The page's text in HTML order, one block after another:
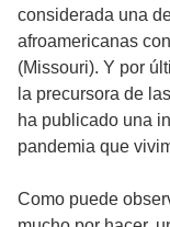
considerada una
afroamericanas
(Missouri). Y por
la precursora de
ha publicado una
pandemia que
Como puede